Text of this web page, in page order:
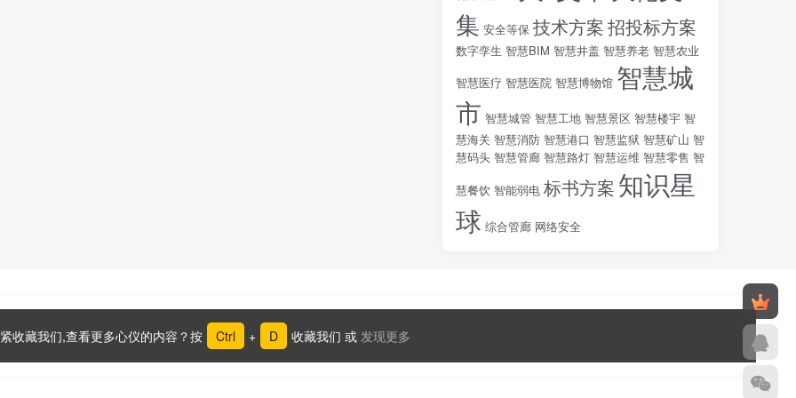
集 安全等保 技术方案招投标方案
数字孪生 智慧BIM 智慧井盖 智慧养老 智慧农业
智慧医疗 智慧医院 智慧博物馆 智慧城
市 智慧城管 智慧工地 智慧景区 智慧楼宇 智
慧海关 智慧消防 智慧港口 智慧监狱 智慧矿山 智
慧码头 智慧管廊 智慧路灯 智慧运维 智慧零售 智
慧餐饮 智能弱电 标书方案 知识星
球 综合管廊 网络安全
收藏我们,查看更多心仪的内容？按 Ctrl + D 收藏我们 或 发现更多